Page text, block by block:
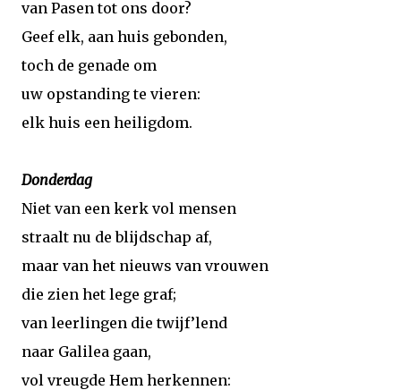
van Pasen tot ons door?
Geef elk, aan huis gebonden,
toch de genade om
uw opstanding te vieren:
elk huis een heiligdom.
Donderdag
Niet van een kerk vol mensen
straalt nu de blijdschap af,
maar van het nieuws van vrouwen
die zien het lege graf;
van leerlingen die twijf’lend
naar Galilea gaan,
vol vreugde Hem herkennen: